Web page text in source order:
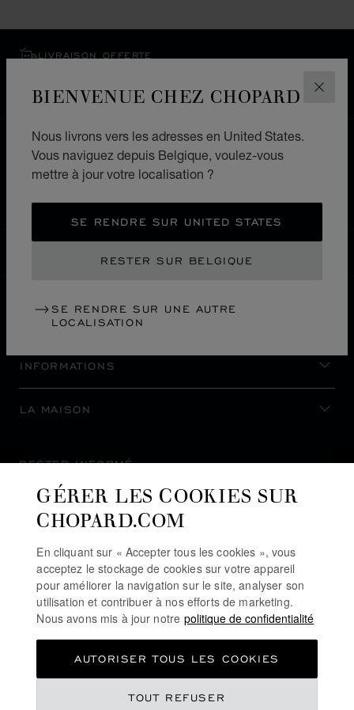
BIENVENUE CHEZ CHOPARD
Nous livrons vers les adresses en United States.
Vous naviguez depuis Belgique, voulez-vous
mettre à jour votre localisation ?
SE RENDRE SUR UNITED STATES
RESTER SUR BELGIQUE
SE RENDRE SUR UNE AUTRE
LOCALISATION
LIVRAISON OFFERTE
RETOURS & ÉCHANGES
ACCUEIL LOCALISER UNE BOUTIQUE
TOUTES LES BOUTIQUES EUROPE
LOCALISATION (CHANGER DE PAYS)
CHANGER DE PAYS
NOUS CONTACTER
INFORMATIONS
LA MAISON
RESTER INFORMÉ
S’INSCRIRE À LA NEWSLETTER
POLITIQUE DES COOKIES
GÉRER LES COOKIES SUR
CHOPARD.COM
En cliquant sur « Accepter tous les cookies », vous
acceptez le stockage de cookies sur votre appareil
pour améliorer la navigation sur le site, analyser son
utilisation et contribuer à nos efforts de marketing.
Nous avons mis à jour notre politique de confidentialité
TOUT REFUSER
AUTORISER TOUS LES COOKIES